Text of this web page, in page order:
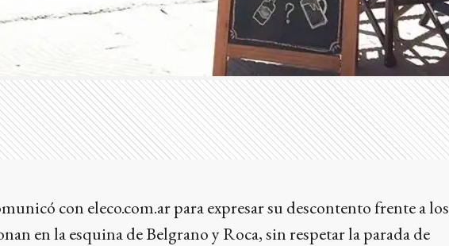
con eleco.com.ar para expresar su descontento frente a los
en la esquina de Belgrano y Roca, sin respetar la parada de